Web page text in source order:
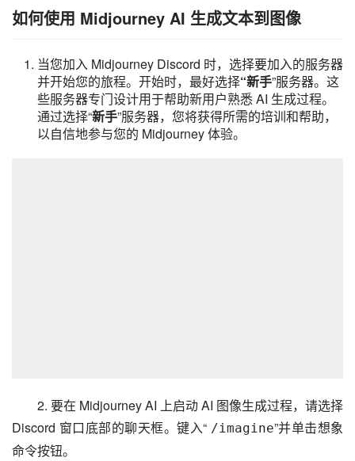
如何使用 Midjourney AI 生成文本到图像
当您加入 Midjourney Discord 时，选择要加入的服务器
并开始您的旅程。开始时，最好选择“新手”服务器。这
些服务器专门设计用于帮助新用户熟悉 AI 生成过程。
通过选择“新手”服务器，您将获得所需的培训和帮助，
以自信地参与您的 Midjourney 体验。
2. 要在 Midjourney AI 上启动 AI 图像生成过程，请选择
Discord 窗口底部的聊天框。键入“ /imagine”并单击想象
命令按钮。